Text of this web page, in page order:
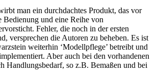
man ein durchdachtes Produkt, das vor
Bedienung und eine Reihe von
Fehler, die noch in der ersten
versprechen die Autoren zu beheben. Es ist
weiterhin ‘Modellpflege’ betreibt und
Aber auch bei den vorhandenen
Handlungsbedarf, so z.B. Bemaßen und bei